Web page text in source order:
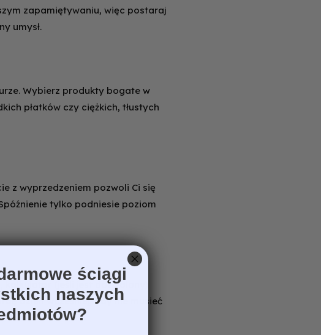
zapamiętywaniu, więc postaraj
umysł.
Wybierz produkty bogate w
płatków czy ciężkich, tłustych
z wyprzedzeniem pozwoli Ci się
tylko podniesie poziom
kalkulator (jeśli jest dozwolony)
dzień wcześniej, aby nie musieć
ściągi
naszych